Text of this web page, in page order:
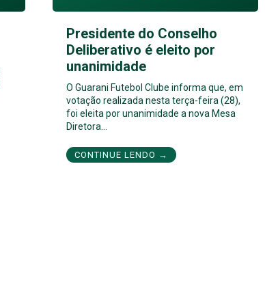
Presidente do Conselho
Deliberativo é eleito por
unanimidade
O Guarani Futebol Clube informa que, em
votação realizada nesta terça-feira (28),
foi eleita por unanimidade a nova Mesa
Diretora…
CONTINUE LENDO →